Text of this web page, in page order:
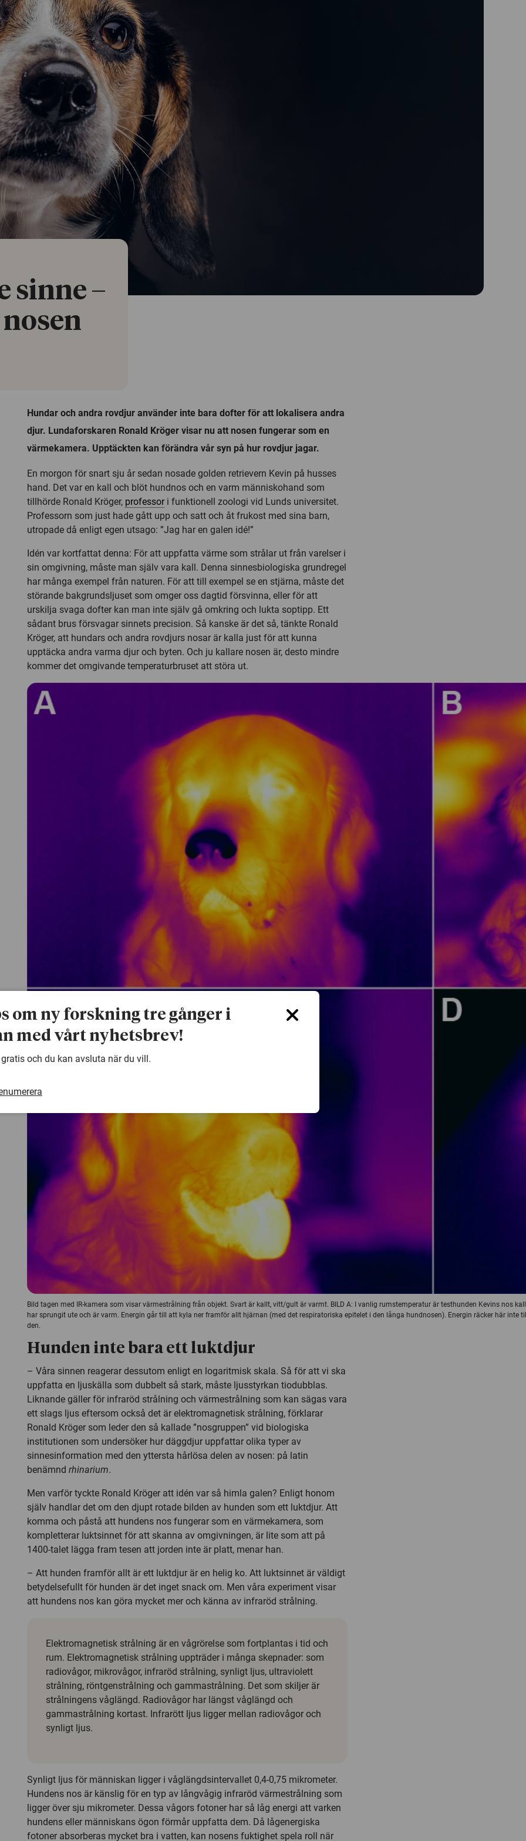
sinne –
Hundar och andra rovdjur använder inte bara dofter för att lokalisera andra
djur. Lundaforskaren Ronald Kröger visar nu att nosen fungerar som en
värmekamera. Upptäckten kan förändra vår syn på hur rovdjur jagar.
En morgon för snart sju år sedan nosade golden retrievern Kevin på husses
hand. Det var en kall och blöt hundnos och en varm människohand som
tillhörde Ronald Kröger, professori funktionell zoologi vid Lunds universitet.
Professorn som just hade gått upp och satt och åt frukost med sina barn,
utropade då enligt egen utsago: ”Jag har en galen idé!”
Idén var kortfattat denna: För att uppfatta värme som strålar ut från varelser i
sin omgivning, måste man själv vara kall. Denna sinnesbiologiska grundregel
har många exempel från naturen. För att till exempel se en stjärna, måste det
störande bakgrundsljuset som omger oss dagtid försvinna, eller för att
urskilja svaga dofter kan man inte själv gå omkring och lukta soptipp. Ett
sådant brus försvagar sinnets precision. Så kanske är det så, tänkte Ronald
Kröger, att hundars och andra rovdjurs nosar är kalla just för att kunna
upptäcka andra varma djur och byten. Och ju kallare nosen är, desto mindre
kommer det omgivande temperaturbruset att störa ut.
Bild tagen med IR-kamera som visar värmestrålning från objekt. Svart är kallt, vitt/gult är varmt. BILD A: I vanlig rumstemperatur är testhunden Kevins nos
har sprungit ute och är varm. Energin går till att kyla ner framför allt hjärnan (med det respiratoriska epitelet i den långa hundnosen). Energin räcker här
den.
Hunden inte bara ett luktdjur
– Våra sinnen reagerar dessutom enligt en logaritmisk skala. Så för att vi ska
uppfatta en ljuskälla som dubbelt så stark, måste ljusstyrkan tiodubblas.
Liknande gäller för infraröd strålning och värmestrålning som kan sägas vara
ett slags ljus eftersom också det är elektromagnetisk strålning, förklarar
Ronald Kröger som leder den så kallade ”nosgruppen” vid biologiska
institutionen som undersöker hur däggdjur uppfattar olika typer av
sinnesinformation med den yttersta hårlösa delen av nosen: på latin
benämnd rhinarium.
Men varför tyckte Ronald Kröger att idén var så himla galen? Enligt honom
själv handlar det om den djupt rotade bilden av hunden som ett luktdjur. Att
komma och påstå att hundens nos fungerar som en värmekamera, som
kompletterar luktsinnet för att skanna av omgivningen, är lite som att på
1400-talet lägga fram tesen att jorden inte är platt, menar han.
– Att hunden framför allt är ett luktdjur är en helig ko. Att luktsinnet är väldigt
betydelsefullt för hunden är det inget snack om. Men våra experiment visar
att hundens nos kan göra mycket mer och känna av infraröd strålning.
Elektromagnetisk strålning är en vågrörelse som fortplantas i tid och
rum. Elektromagnetisk strålning uppträder i många skepnader: som
radiovågor, mikrovågor, infraröd strålning, synligt ljus, ultraviolett
strålning, röntgenstrålning och gammastrålning. Det som skiljer är
strålningens våglängd. Radiovågor har längst våglängd och
gammastrålning kortast. Infrarött ljus ligger mellan radiovågor och
synligt ljus.
Synligt ljus för människan ligger i våglängdsintervallet 0,4-0,75 mikrometer.
Hundens nos är känslig för en typ av långvågig infraröd värmestrålning som
ligger över sju mikrometer. Dessa vågors fotoner har så låg energi att varken
hundens eller människans ögon förmår uppfatta dem. Då lågenergiska
fotoner absorberas mycket bra i vatten, kan nosens fuktighet spela roll när
om ny forskning tre gånger i
med vårt nyhetsbrev!
gratis och du kan avsluta när du vill.